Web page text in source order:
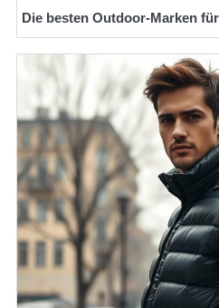
Die besten Outdoor-Marken